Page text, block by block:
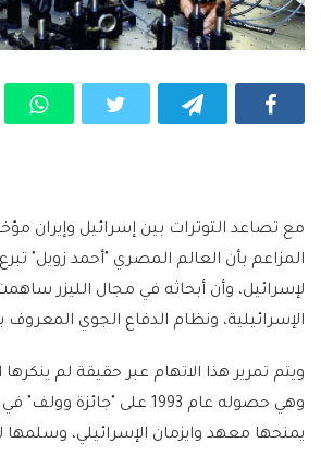
مع تصاعد التوترات بين إسرائيل وإيران
المزاعم بأن العالم المصري "أحمد زويل"
لإسرائيل، وأن أبحاثه في مجال الليزر
الإسرائيلية، ونظام الدفاع الجوي المعروف
ويتم تمرير هذا الاتهام عبر حقيقة لم
وهي حصوله عام 1993 على "جائزة
يمنحها معهد وايزمان الإسرائيلي، وسلمها